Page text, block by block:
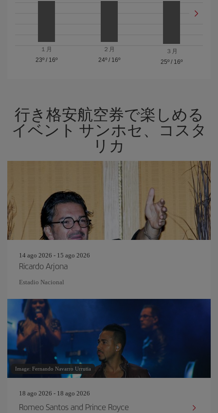
１月
23º/ 16º
２月
24º/ 16º
３月
25º / 16º
行き格安航空券で楽しめる
イベント サンホセ、コスタ
リカ
14 ago 2026 - 15 ago 2026
Ricardo Arjona
Estadio Nacional
Image: Fernando Navarro Urrutia
18 ago 2026 - 18 ago 2026
Romeo Santos and Prince Royce